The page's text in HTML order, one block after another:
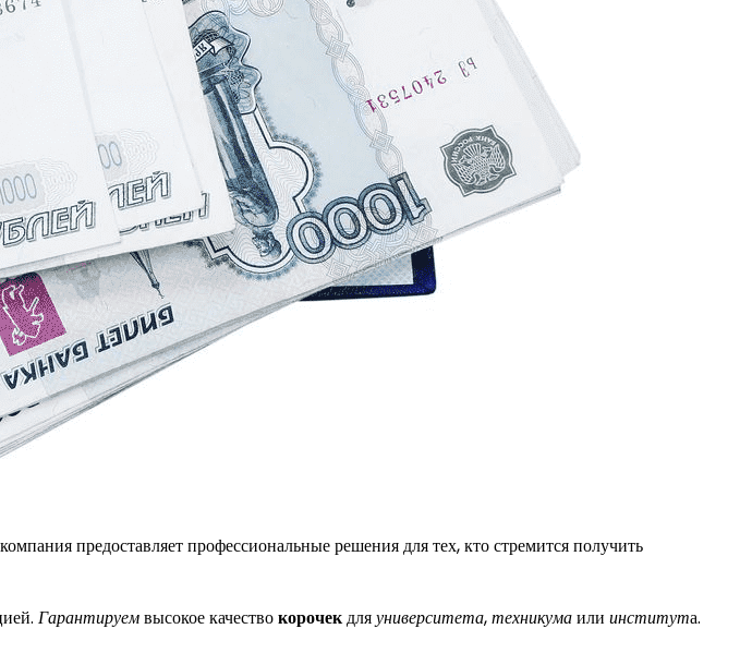
предоставляет профессиональные решения для тех, кто стремится получить
Гарантируемвысокое качествокорочекдляуниверситета,техникумаили института.